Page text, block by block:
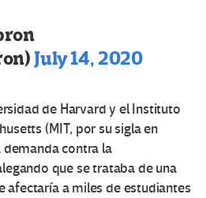
July 14, 2020
de Harvard y el Instituto
(MIT, por su sigla en
demanda contra la
que se trataba de una
afectaría a miles de estudiantes